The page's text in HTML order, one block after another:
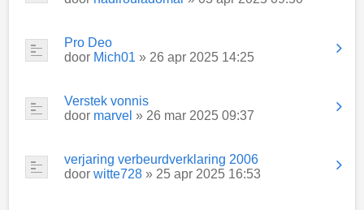
Pro Deo
door Mich01 » 26 apr 2025 14:25
Verstek vonnis
door marvel » 26 mar 2025 09:37
verjaring verbeurdverklaring 2006
door witte728 » 25 apr 2025 16:53